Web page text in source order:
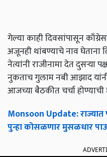
गेल्या काही दिवसांपासून
अजूनही थांबण्याचे नाव घेताना
नेत्यांनी राजीनामा देत दुसऱ्या
नुकताच गुलाम नबी आझाद
आजच्या बैठकीत चर्चा
Monsoon Update: राज्यात
पुन्हा कोसळणार मुसळधार